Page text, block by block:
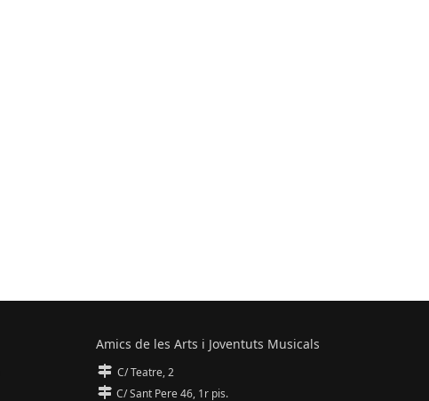
Amics de les Arts i Joventuts Musicals
C/ Teatre, 2
C/ Sant Pere 46, 1r pis.